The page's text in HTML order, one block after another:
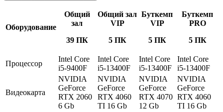
Оборудование
Общий
зал
39 ПК
Общий зал
VIP
5 ПК
Буткемп
VIP
5 ПК
Буткемп
PRO
5 ПК
Процессор
Intel Core
i5-9400F
Intel Core
i5-13400F
Intel Core
i5-13400F
Intel Core
i5-13400F
Видеокарта
NVIDIA
GeForce
RTX 2060
6 Gb
NVIDIA
GeForce
RTX 4060
TI 16 Gb
NVIDIA
GeForce
RTX 4070
12 Gb
NVIDIA
GeForce
RTX 4060
TI 16 Gb